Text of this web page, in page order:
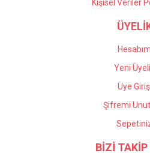
Kişisel Veriler
Hesabım
Yeni
Üye
Şifremi
BİZİ TAKİP